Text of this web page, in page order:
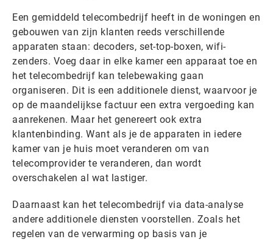
Een gemiddeld telecombedrijf heeft in de woningen en
gebouwen van zijn klanten reeds verschillende
apparaten staan: decoders, set-top-boxen, wifi-
zenders. Voeg daar in elke kamer een apparaat toe en
het telecombedrijf kan telebewaking gaan
organiseren. Dit is een additionele dienst, waarvoor je
op de maandelijkse factuur een extra vergoeding kan
aanrekenen. Maar het genereert ook extra
klantenbinding. Want als je de apparaten in iedere
kamer van je huis moet veranderen om van
telecomprovider te veranderen, dan wordt
overschakelen al wat lastiger.
Daarnaast kan het telecombedrijf via data-analyse
andere additionele diensten voorstellen. Zoals het
regelen van de verwarming op basis van je